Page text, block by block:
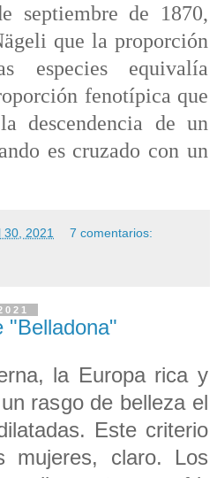
septiembre de 1870,
que la proporción
especies equivalía
fenotípica que
descendencia de un
es cruzado con un
30, 2021 7 comentarios:
"Belladona"
la Europa rica y
rasgo de belleza el
Este criterio
mujeres, claro. Los